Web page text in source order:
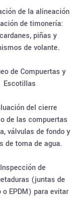
de la alineación
de timonería:
piñas y
de volante.
de Compuertas y
Escotillas
del cierre
de las compuertas
válvulas de fondo y
de toma de agua.
de
(juntas de
o EPDM) para evitar